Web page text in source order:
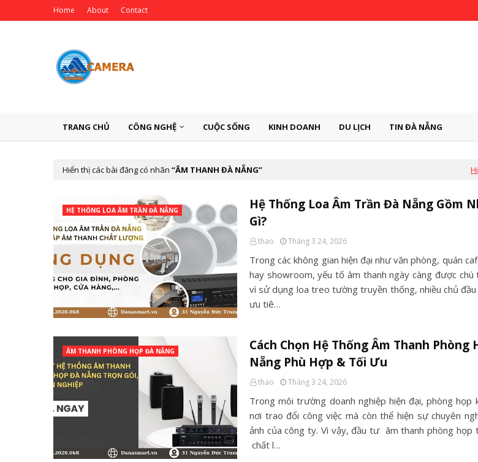
Home About Contact
TRANG CHỦ CÔNG NGHỆ CUỘC SỐNG KINH DOANH DU LỊCH TIN ĐÀ NẴNG
Hiển thị các bài đăng có nhãn ÂM THANH ĐÀ NẴNG
HỆ THỐNG LOA ÂM TRẦN ĐÀ NẴNG
Hệ Thống Loa Âm Trần Đà Nẵng Gồm
Gì?
thao Tháng 3 24, 2026
Trong các không gian hiện đại như văn phòng, quán
hay showroom, yếu tố âm thanh ngày càng được chú
vì sử dụng loa treo tường truyền thống, nhiều chủ
ưu tiê…
ÂM THANH PHÒNG HỌP ĐÀ NẴNG
Cách Chọn Hệ Thống Âm Thanh Phòng
Nẵng Phù Hợp & Tối Ưu
thao Tháng 3 24, 2026
Trong môi trường doanh nghiệp hiện đại, phòng họp
nơi trao đổi công việc mà còn thể hiện sự chuyên
ảnh của công ty. Vì vậy, đầu tư âm thanh phòng họp
chất l…